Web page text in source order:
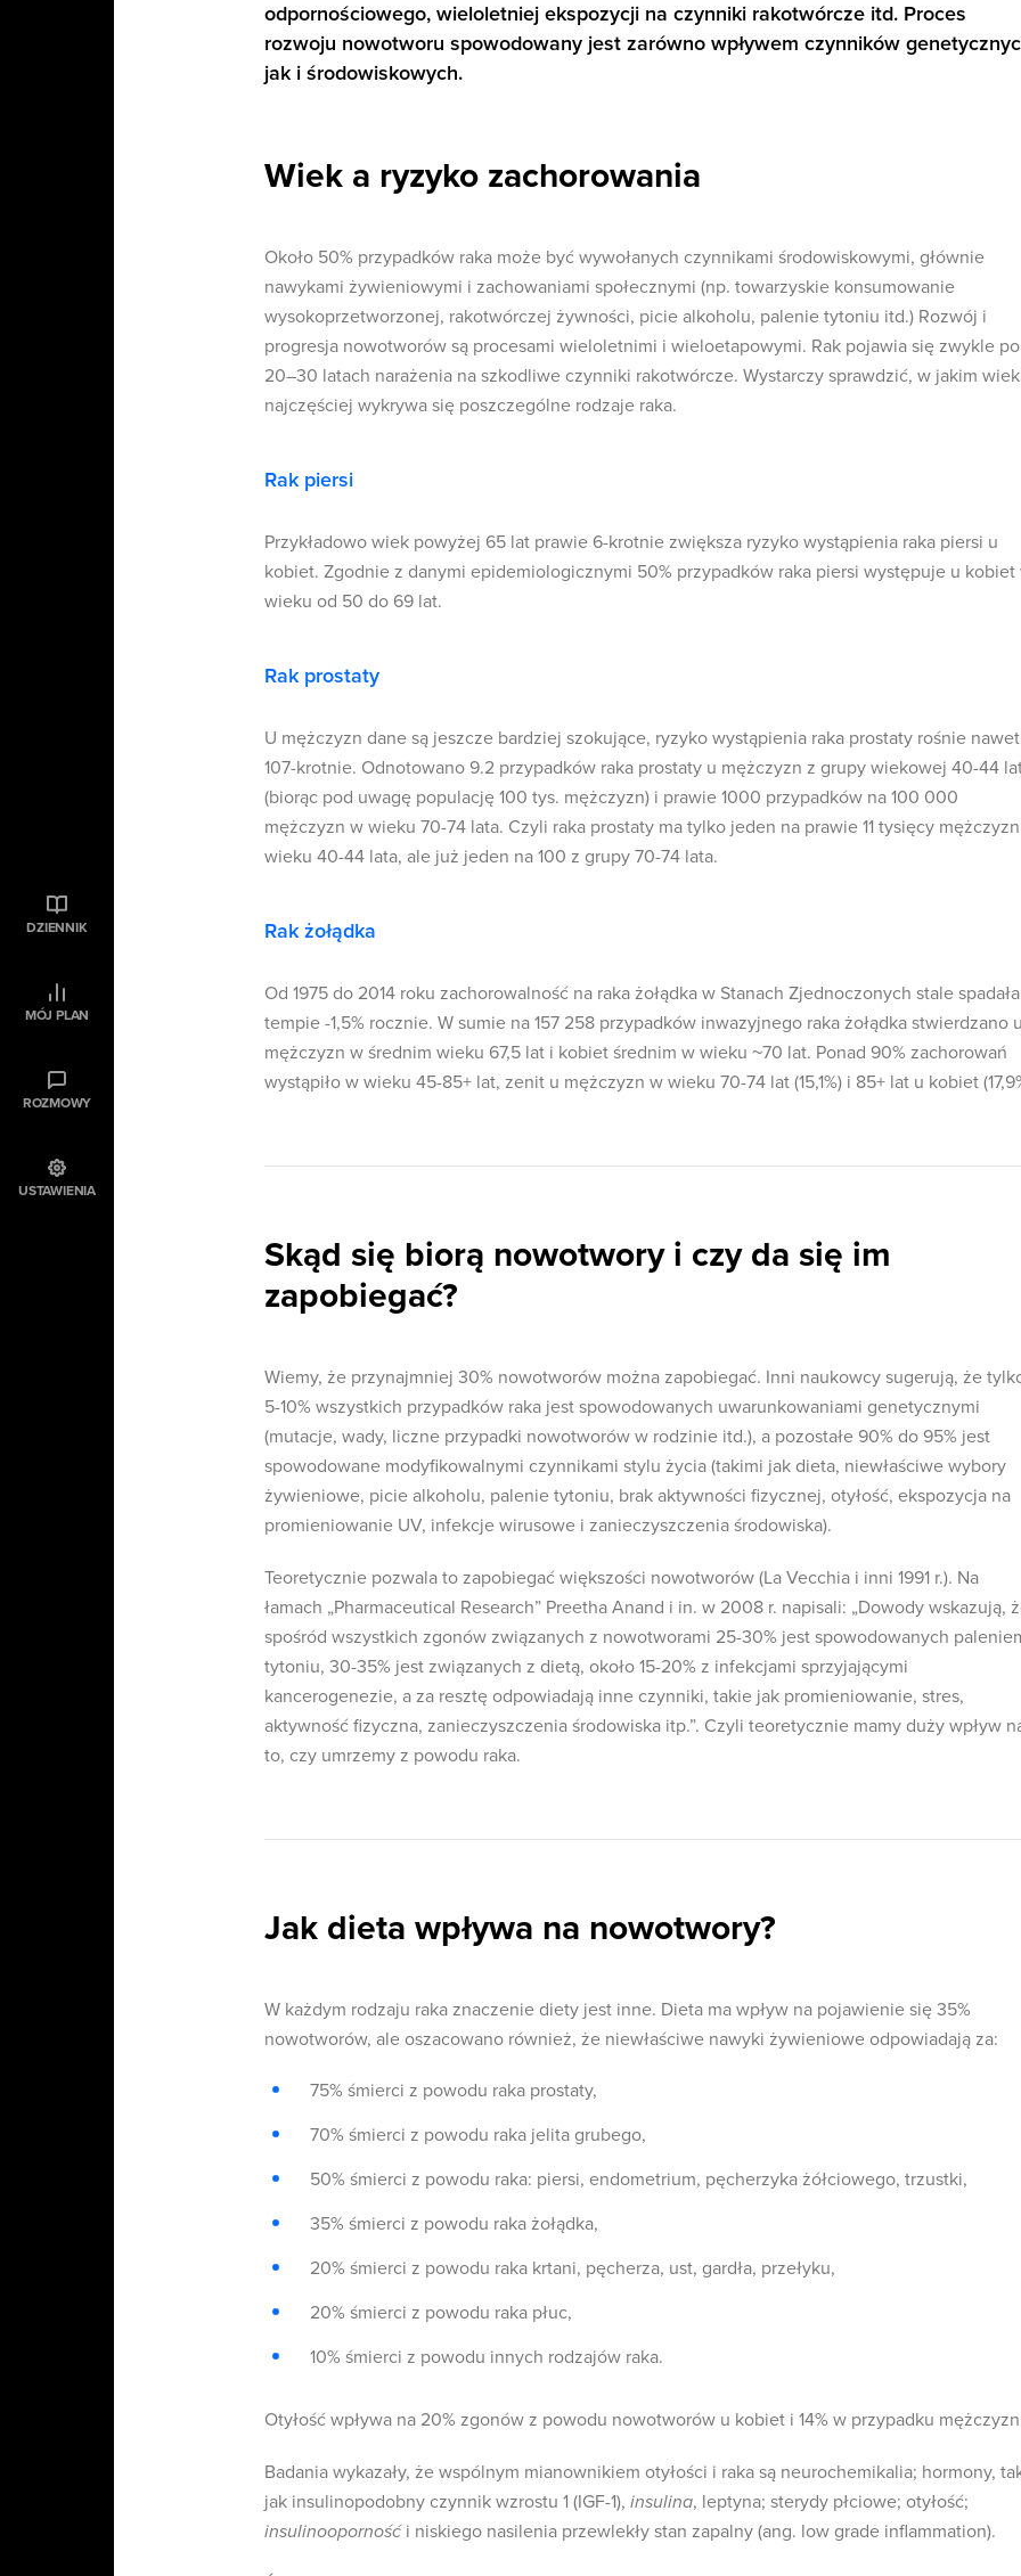
DZIENNIK
MÓJ PLAN
ROZMOWY
USTAWIENIA
odpornościowego, wieloletniej ekspozycji na czynniki rakotwórcze itd. Proces
rozwoju nowotworu spowodowany jest zarówno wpływem czynników
jak i środowiskowych.
Wiek a ryzyko zachorowania
Około 50% przypadków raka może być wywołanych czynnikami środowiskowymi, głównie
nawykami żywieniowymi i zachowaniami społecznymi (np. towarzyskie konsumowanie
wysokoprzetworzonej, rakotwórczej żywności, picie alkoholu, palenie tytoniu itd.) Rozwój i
progresja nowotworów są procesami wieloletnimi i wieloetapowymi. Rak pojawia się zwykle po
20–30 latach narażenia na szkodliwe czynniki rakotwórcze. Wystarczy sprawdzić, w jakim
najczęściej wykrywa się poszczególne rodzaje raka.
Rak piersi
Przykładowo wiek powyżej 65 lat prawie 6-krotnie zwiększa ryzyko wystąpienia raka piersi u
kobiet. Zgodnie z danymi epidemiologicznymi 50% przypadków raka piersi występuje u kobiet
wieku od 50 do 69 lat.
Rak prostaty
U mężczyzn dane są jeszcze bardziej szokujące, ryzyko wystąpienia raka prostaty rośnie nawet
107-krotnie. Odnotowano 9.2 przypadków raka prostaty u mężczyzn z grupy wiekowej 40-44
(biorąc pod uwagę populację 100 tys. mężczyzn) i prawie 1000 przypadków na 100 000
mężczyzn w wieku 70-74 lata. Czyli raka prostaty ma tylko jeden na prawie 11 tysięcy
wieku 40-44 lata, ale już jeden na 100 z grupy 70-74 lata.
Rak żołądka
Od 1975 do 2014 roku zachorowalność na raka żołądka w Stanach Zjednoczonych stale
tempie -1,5% rocznie. W sumie na 157 258 przypadków inwazyjnego raka żołądka stwierdzano u
mężczyzn w średnim wieku 67,5 lat i kobiet średnim w wieku ~70 lat. Ponad 90% zachorowań
wystąpiło w wieku 45-85+ lat, zenit u mężczyzn w wieku 70-74 lat (15,1%) i 85+ lat u kobiet
Skąd się biorą nowotwory i czy da się im
zapobiegać?
Wiemy, że przynajmniej 30% nowotworów można zapobiegać. Inni naukowcy sugerują, że
5-10% wszystkich przypadków raka jest spowodowanych uwarunkowaniami genetycznymi
(mutacje, wady, liczne przypadki nowotworów w rodzinie itd.), a pozostałe 90% do 95% jest
spowodowane modyfikowalnymi czynnikami stylu życia (takimi jak dieta, niewłaściwe wybory
żywieniowe, picie alkoholu, palenie tytoniu, brak aktywności fizycznej, otyłość, ekspozycja na
promieniowanie UV, infekcje wirusowe i zanieczyszczenia środowiska).
Teoretycznie pozwala to zapobiegać większości nowotworów (La Vecchia i inni 1991 r.). Na
łamach „Pharmaceutical Research” Preetha Anand i in. w 2008 r. napisali: „Dowody wskazują,
spośród wszystkich zgonów związanych z nowotworami 25-30% jest spowodowanych
tytoniu, 30-35% jest związanych z dietą, około 15-20% z infekcjami sprzyjającymi
kancerogenezie, a za resztę odpowiadają inne czynniki, takie jak promieniowanie, stres,
aktywność fizyczna, zanieczyszczenia środowiska itp.”. Czyli teoretycznie mamy duży wpływ
to, czy umrzemy z powodu raka.
Jak dieta wpływa na nowotwory?
W każdym rodzaju raka znaczenie diety jest inne. Dieta ma wpływ na pojawienie się 35%
nowotworów, ale oszacowano również, że niewłaściwe nawyki żywieniowe odpowiadają za:
75% śmierci z powodu raka prostaty,
70% śmierci z powodu raka jelita grubego,
50% śmierci z powodu raka: piersi, endometrium, pęcherzyka żółciowego, trzustki,
35% śmierci z powodu raka żołądka,
20% śmierci z powodu raka krtani, pęcherza, ust, gardła, przełyku,
20% śmierci z powodu raka płuc,
10% śmierci z powodu innych rodzajów raka.
Otyłość wpływa na 20% zgonów z powodu nowotworów u kobiet i 14% w przypadku
Badania wykazały, że wspólnym mianownikiem otyłości i raka są neurochemikalia; hormony,
jak insulinopodobny czynnik wzrostu 1 (IGF-1), insulina, leptyna; sterydy płciowe; otyłość;
insulinoopornośći niskiego nasilenia przewlekły stan zapalny (ang. low grade inflammation).